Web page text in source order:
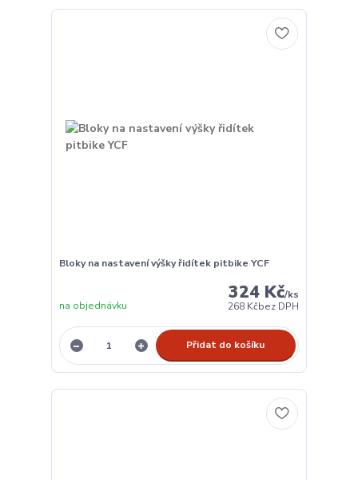
Bloky na nastavení výšky řidítek pitbike YCF
324 Kč/ks
268 Kčbez DPH
na objednávku
Přidat do košíku